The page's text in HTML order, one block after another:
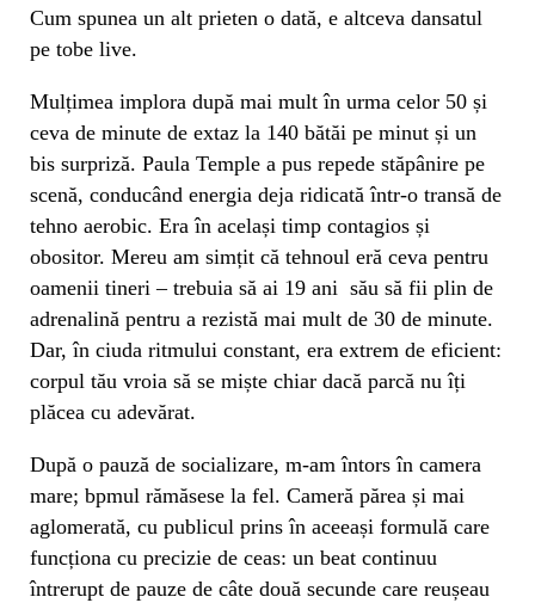
Cum spunea un alt prieten o dată, e altceva dansatul
pe tobe live.
Mulțimea implora după mai mult în urma celor 50 și
ceva de minute de extaz la 140 bătăi pe minut și un
bis surpriză. Paula Temple a pus repede stăpânire pe
scenă, conducând energia deja ridicată într-o transă de
tehno aerobic. Era în același timp contagios și
obositor. Mereu am simțit că tehnoul eră ceva pentru
oamenii tineri – trebuia să ai 19 ani său să fii plin de
adrenalină pentru a rezistă mai mult de 30 de minute.
Dar, în ciuda ritmului constant, era extrem de eficient:
corpul tău vroia să se miște chiar dacă parcă nu îți
plăcea cu adevărat.
După o pauză de socializare, m-am întors în camera
mare; bpmul rămăsese la fel. Cameră părea și mai
aglomerată, cu publicul prins în aceeași formulă care
funcționa cu precizie de ceas: un beat continuu
întrerupt de pauze de câte două secunde care reușeau